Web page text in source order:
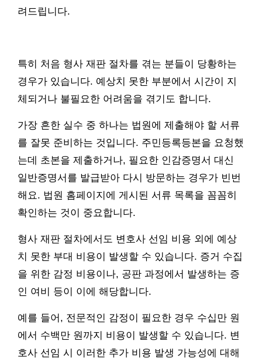
려드립니다.
특히 처음 형사 재판 절차를 겪는 분들이 당황하는
경우가 있습니다. 예상치 못한 부분에서 시간이 지
체되거나 불필요한 어려움을 겪기도 합니다.
가장 흔한 실수 중 하나는 법원에 제출해야 할 서류
를 잘못 준비하는 것입니다. 주민등록등본을 요청했
는데 초본을 제출하거나, 필요한 인감증명서 대신
일반증명서를 발급받아 다시 방문하는 경우가 빈번
해요. 법원 홈페이지에 게시된 서류 목록을 꼼꼼히
확인하는 것이 중요합니다.
형사 재판 절차에서도 변호사 선임 비용 외에 예상
치 못한 부대 비용이 발생할 수 있습니다. 증거 수집
을 위한 감정 비용이나, 공판 과정에서 발생하는 증
인 여비 등이 이에 해당합니다.
예를 들어, 전문적인 감정이 필요한 경우 수십만 원
에서 수백만 원까지 비용이 발생할 수 있습니다. 변
호사 선임 시 이러한 추가 비용 발생 가능성에 대해